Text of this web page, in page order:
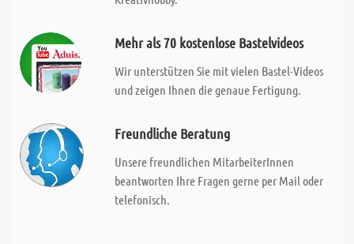
Mehr als 70 kostenlose Bastelvideos
Wir unterstützen Sie mit vielen Bastel-Videos
und zeigen Ihnen die genaue Fertigung.
Freundliche Beratung
Unsere freundlichen MitarbeiterInnen
beantworten Ihre Fragen gerne per Mail oder
telefonisch.